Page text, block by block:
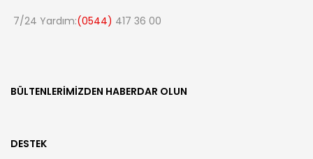
7/24 Yardım:(0544) 417 36 00
BÜLTENLERIMIZDEN HABERDAR OLUN
DESTEK